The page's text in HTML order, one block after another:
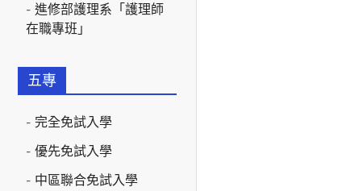
進修部護理系「護理師
在職專班」
五專
完全免試入學
優先免試入學
中區聯合免試入學